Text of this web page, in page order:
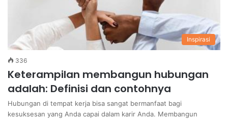
Inspirasi
336
Keterampilan membangun hubungan
adalah: Definisi dan contohnya
Hubungan di tempat kerja bisa sangat bermanfaat bagi
kesuksesan yang Anda capai dalam karir Anda. Membangun